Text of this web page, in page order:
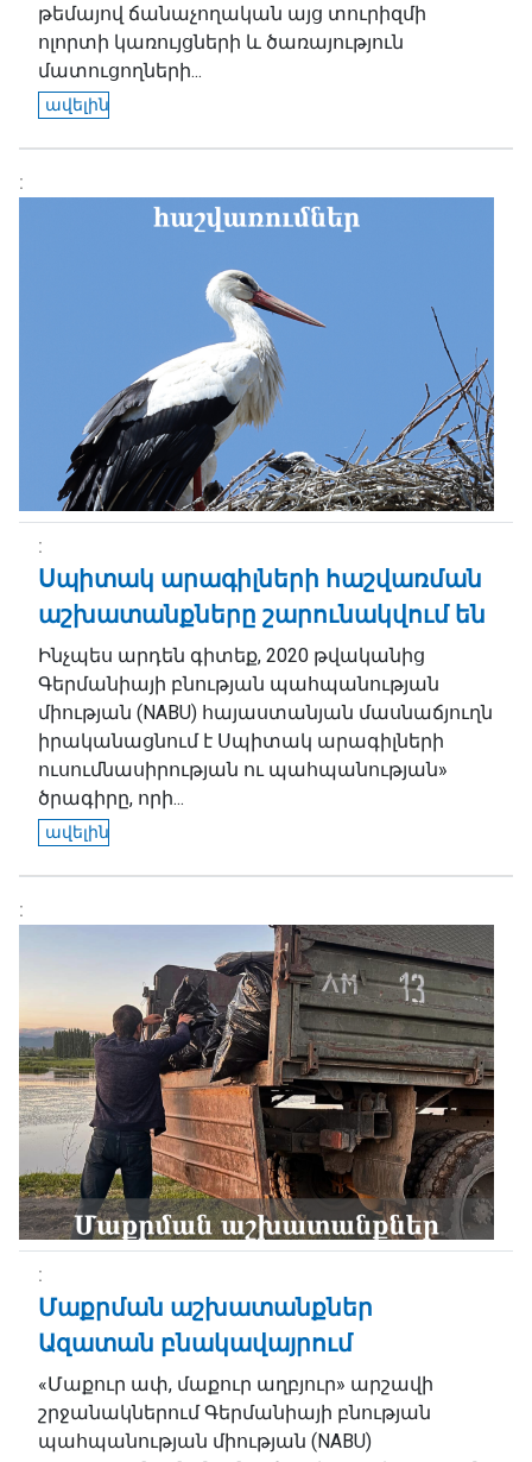
թեմայով ճանաչողական այց տուրիզմի
ոլորտի կառույցների և ծառայություն
մատուցողների...
ավելին
Սպիտակ արագիլների հաշվառման
աշխատանքները շարունակվում են
Ինչպես արդեն գիտեք, 2020 թվականից
Գերմանիայի բնության պահպանության
միության (NABU) հայաստանյան մասնաճյուղն
իրականացնում է Սպիտակ արագիլների
ուսումնասիրության ու պահպանության»
ծրագիրը, որի...
ավելին
Մաքրման աշխատանքներ
Ազատան բնակավայրում
«Մաքուր ափ, մաքուր աղբյուր» արշավի
շրջանակներում Գերմանիայի բնության
պահպանության միության (NABU)